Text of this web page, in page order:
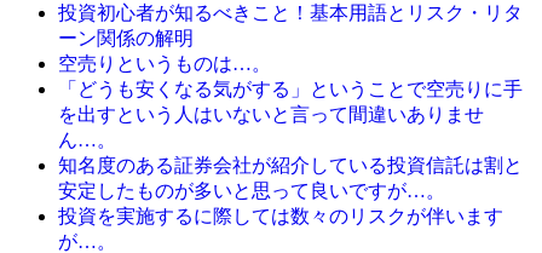
投資初心者が知るべきこと！基本用語とリスク・リタ
ーン関係の解明
空売りというものは…。
「どうも安くなる気がする」ということで空売りに手
を出すという人はいないと言って間違いありませ
ん…。
知名度のある証券会社が紹介している投資信託は割と
安定したものが多いと思って良いですが…。
投資を実施するに際しては数々のリスクが伴います
が…。